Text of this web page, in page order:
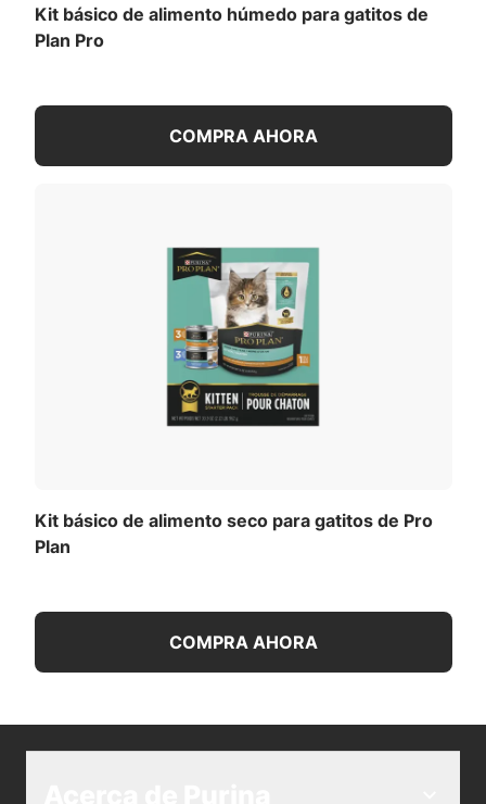
Kit básico de alimento húmedo para gatitos de
Plan Pro
COMPRA AHORA
Kit básico de alimento seco para gatitos de Pro
Plan
COMPRA AHORA